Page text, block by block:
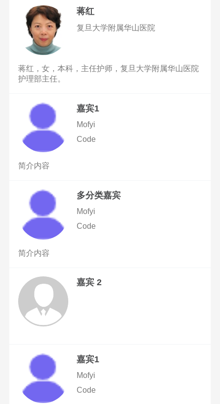
蒋红
复旦大学附属华山医院
蒋红，女，本科，主任护师，复旦大学附属华山医院
护理部主任。
嘉宾1
Mofyi
Code
简介内容
多分类嘉宾
Mofyi
Code
简介内容
嘉宾 2
嘉宾1
Mofyi
Code